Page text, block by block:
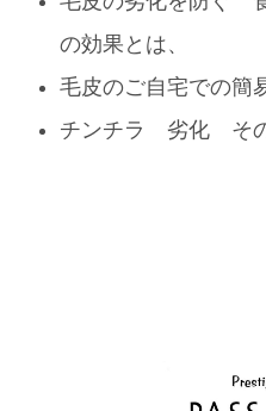
の効果とは、
毛皮のご自宅での簡
チンチラ 劣化 そ